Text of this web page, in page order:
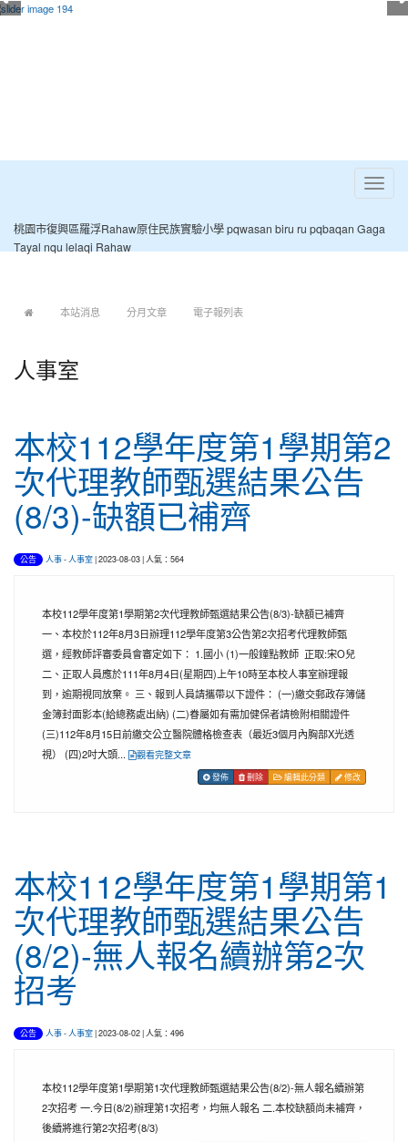
Toggle
桃園市復興區羅浮Rahaw原住民族實驗小學 pqwasan biru ru pqbaqan Gaga
Tayal nqu lelaqi Rahaw
本站消息 分月文章 電子報列表
人事室
本校112學年度第1學期第2
次代理教師甄選結果公告
(8/3)-缺額已補齊
公告 人事-人事室| 2023-08-03 | 人氣：564
本校112學年度第1學期第2次代理教師甄選結果公告(8/3)-缺額已補齊
一、本校於112年8月3日辦理112學年度第3公告第2次招考代理教師甄
選，經教師評審委員會審定如下： 1.國小 (1)一般鐘點教師 正取:宋O兒
二、正取人員應於111年8月4日(星期四)上午10時至本校人事室辦理報
到，逾期視同放棄。 三、報到人員請攜帶以下證件： (一)繳交郵政存簿儲
金簿封面影本(給總務處出納) (二)眷屬如有需加健保者請檢附相關證件
(三)112年8月15日前繳交公立醫院體格檢查表（最近3個月內胸部X光透
視） (四)2吋大頭...
觀看完整文章
發佈 刪除 編輯此分類 修改
本校112學年度第1學期第1
次代理教師甄選結果公告
(8/2)-無人報名續辦第2次
招考
公告 人事-人事室| 2023-08-02 | 人氣：496
本校112學年度第1學期第1次代理教師甄選結果公告(8/2)-無人報名續辦第
2次招考 一.今日(8/2)辦理第1次招考，均無人報名 二.本校缺額尚未補齊，
後續將進行第2次招考(8/3)